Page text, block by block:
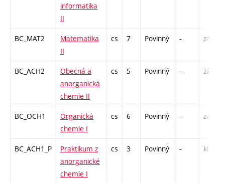
informatika
II
BC_MAT2
Matematika
II
cs 7 Povinný - zá,zk
BC_ACH2
Obecná a
anorganická
chemie II
cs 5 Povinný - zá,zk
BC_OCH1
Organická
chemie I
cs 6 Povinný - zá,zk
BC_ACH1_P
Praktikum z
anorganické
chemie I
cs 3 Povinný - kl